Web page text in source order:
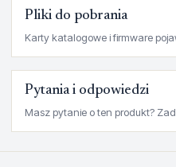
Pliki do pobrania
Karty katalogowe i firmware
Pytania i odpowiedzi
Masz pytanie o ten produkt?